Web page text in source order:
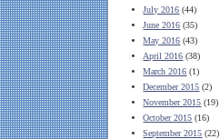
July 2016 (44)
June 2016 (35)
May 2016 (43)
April 2016 (38)
March 2016 (1)
December 2015 (2)
November 2015 (19)
October 2015 (16)
September 2015 (22)